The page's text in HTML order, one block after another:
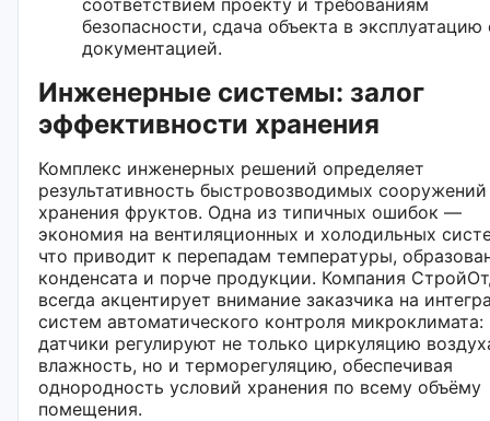
безопасности, сдача объекта в эксплуатацию
документацией.
Инженерные системы: залог
эффективности хранения
Комплекс инженерных решений определяет
результативность быстровозводимых
хранения фруктов. Одна из типичных ошибок —
экономия на вентиляционных и холодильных
что приводит к перепадам температуры,
конденсата и порче продукции. Компания
всегда акцентирует внимание заказчика на
систем автоматического контроля микроклимата:
датчики регулируют не только циркуляцию
влажность, но и терморегуляцию, обеспечивая
однородность условий хранения по всему объёму
помещения.